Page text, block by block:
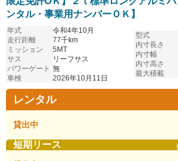
ンタル・事業用ナンバーＯＫ】
年式
令和4年10月
走行距離
77千km
ミッション
5MT
サス
リーフサス
パワーゲート 無
車検
2026年10月11日
型式
内寸長さ
内寸幅
内寸高さ
最大積載
レンタル
貸出中
短期リース